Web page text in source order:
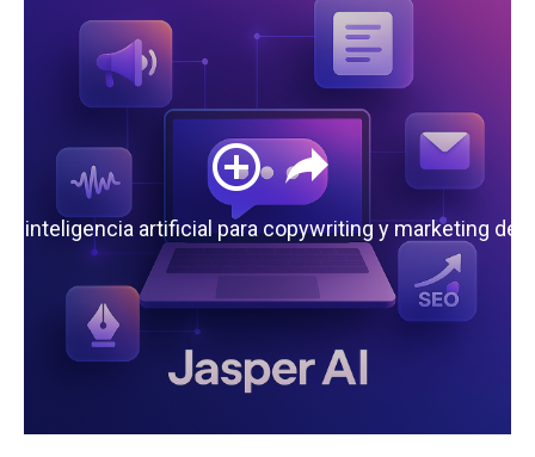
la inteligencia artificial para copywriting y marketing de